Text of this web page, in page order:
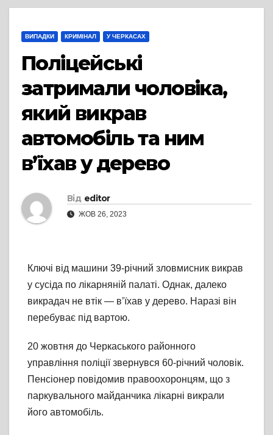
ВИПАДКИ КРИМІНАЛ У ЧЕРКАСАХ
Поліцейські
затримали чоловіка,
який викрав
автомобіль та ним
в’їхав у дерево
Від editor
ЖОВ 26, 2023
Ключі від машини 39-річний зловмисник викрав
у сусіда по лікарняній палаті. Однак, далеко
викрадач не втік — в’їхав у дерево. Наразі він
перебуває під вартою.
20 жовтня до Черкаського районного
управління поліції звернувся 60-річний чоловік.
Пенсіонер повідомив правоохоронцям, що з
паркувального майданчика лікарні викрали
його автомобіль.